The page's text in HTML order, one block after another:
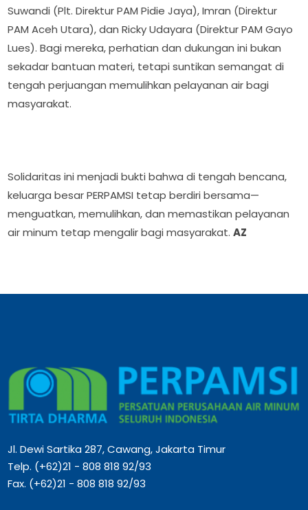
Suwandi (Plt. Direktur PAM Pidie Jaya), Imran (Direktur
PAM Aceh Utara), dan Ricky Udayara (Direktur PAM Gayo
Lues). Bagi mereka, perhatian dan dukungan ini bukan
sekadar bantuan materi, tetapi suntikan semangat di
tengah perjuangan memulihkan pelayanan air bagi
masyarakat.
Solidaritas ini menjadi bukti bahwa di tengah bencana,
keluarga besar PERPAMSI tetap berdiri bersama—
menguatkan, memulihkan, dan memastikan pelayanan
air minum tetap mengalir bagi masyarakat.AZ
Jl. Dewi Sartika 287, Cawang, Jakarta Timur
Telp. (+62)21 - 808 818 92/93
Fax. (+62)21 - 808 818 92/93